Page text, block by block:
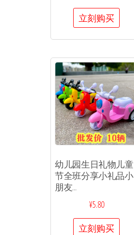
立刻购买
幼儿园生日礼物儿童
节全班分享小礼品小
朋友...
¥5.80
立刻购买